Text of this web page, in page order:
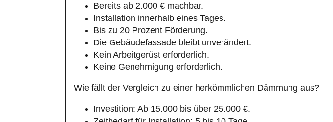
Bereits ab 2.000 € machbar.
Installation innerhalb eines Tages.
Bis zu 20 Prozent Förderung.
Die Gebäudefassade bleibt unverändert.
Kein Arbeitgerüst erforderlich.
Keine Genehmigung erforderlich.
Wie fällt der Vergleich zu einer herkömmlichen Dämmung aus?
Investition: Ab 15.000 bis über 25.000 €.